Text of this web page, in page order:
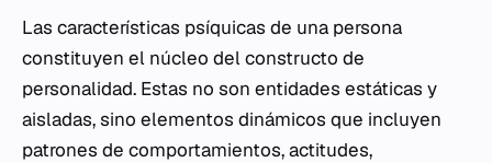
Las características psíquicas de una persona
constituyen el núcleo del constructo de
personalidad. Estas no son entidades estáticas y
aisladas, sino elementos dinámicos que incluyen
patrones de comportamientos, actitudes,